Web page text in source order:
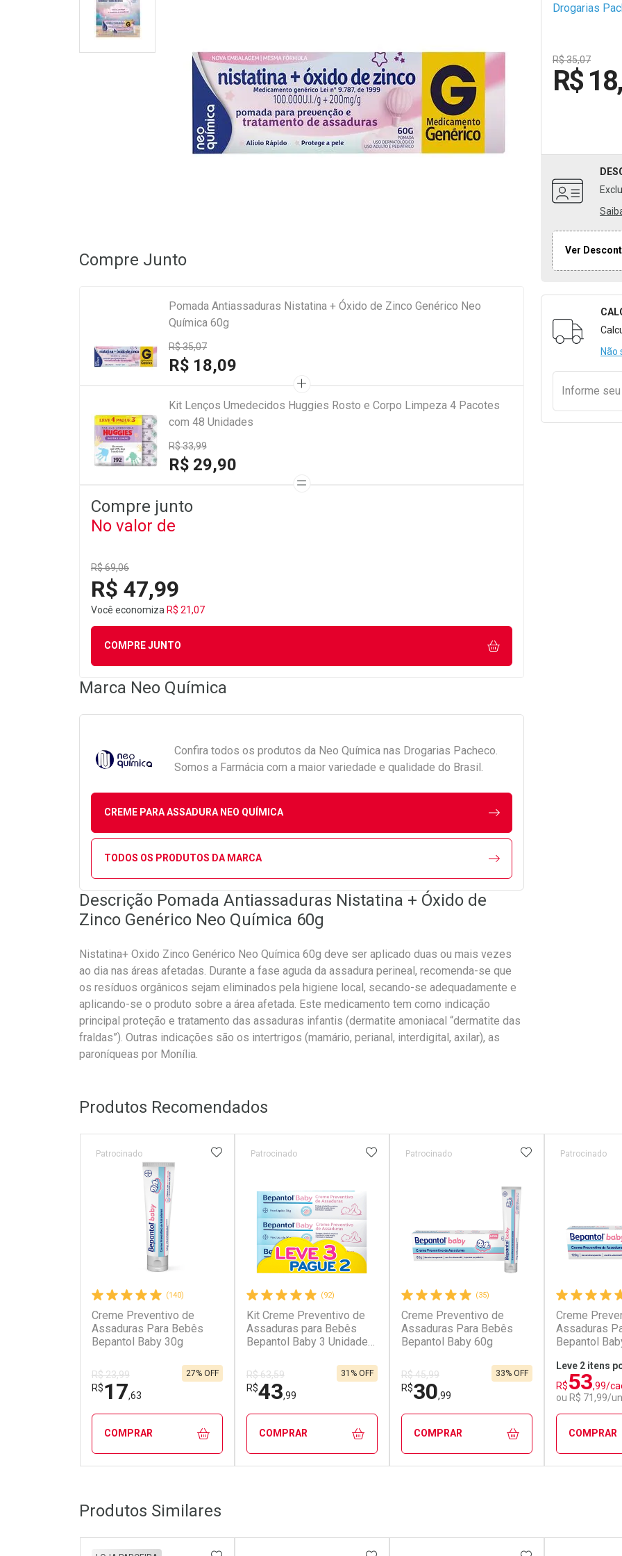
Drogarias
R$ 35,07
R$
Ver
Não
Informe seu
Compre Junto
Pomada Antiassaduras Nistatina + Óxido de Zinco Genérico Neo
Química 60g
R$ 35,07
R$ 18,09
Kit Lenços Umedecidos Huggies Rosto e Corpo Limpeza 4 Pacotes
com 48 Unidades
R$ 33,99
R$ 29,90
Compre junto
No valor de
R$ 69,06
R$ 47,99
Você economiza R$ 21,07
COMPRE JUNTO
Marca Neo Química
Confira todos os produtos da Neo Química nas Drogarias Pacheco.
Somos a Farmácia com a maior variedade e qualidade do Brasil.
CREME PARA ASSADURA NEO QUÍMICA
TODOS OS PRODUTOS DA MARCA
Descrição Pomada Antiassaduras Nistatina + Óxido de
Zinco Genérico Neo Química 60g
Nistatina+ Oxido Zinco Genérico Neo Química 60g deve ser aplicado duas ou mais vezes
ao dia nas áreas afetadas. Durante a fase aguda da assadura perineal, recomenda-se que
os resíduos orgânicos sejam eliminados pela higiene local, secando-se adequadamente e
aplicando-se o produto sobre a área afetada. Este medicamento tem como indicação
principal proteção e tratamento das assaduras infantis (dermatite amoniacal “dermatite das
fraldas”). Outras indicações são os intertrigos (mamário, perianal, interdigital, axilar), as
paroníqueas por Monília.
Produtos Recomendados
(140)
Creme Preventivo de
Assaduras Para Bebês
Bepantol Baby 30g
Patrocinado
R$ 23,99
R$17,63
27% OFF
ADICIONAR AOS FAVORITOS
COMPRAR
Laboratório
Por Menos
(92)
Kit Creme Preventivo de
Assaduras para Bebês
Bepantol Baby 3 Unidades
Patrocinado
R$ 63,59
R$43,99
31% OFF
ADICIONAR AOS FAVORITOS
COMPRAR
(35)
Creme Preventivo de
Assaduras Para Bebês
Bepantol Baby 60g
Patrocinado
R$ 45,99
R$30,99
33% OFF
ADICIONAR AOS
COMPRAR
Creme
Assaduras
Bepantol
Patrocinado
Leve 2 itens
R$53,99/
ou R$ 71,99/un
COMPRAR
Produtos Similares